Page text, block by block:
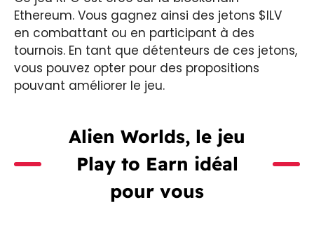
Ethereum. Vous gagnez ainsi des jetons $ILV
en combattant ou en participant à des
tournois. En tant que détenteurs de ces jetons,
vous pouvez opter pour des propositions
pouvant améliorer le jeu.
Alien Worlds, le jeu
Play to Earn idéal
pour vous